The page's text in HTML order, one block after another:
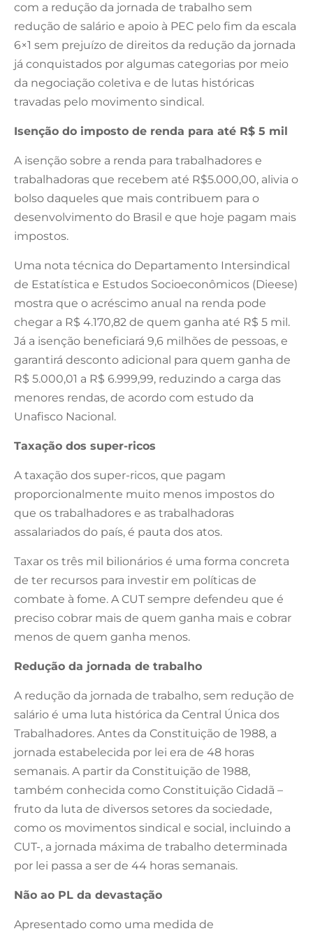
com a redução da jornada de trabalho sem
redução de salário e apoio à PEC pelo fim da escala
6×1 sem prejuízo de direitos da redução da jornada
já conquistados por algumas categorias por meio
da negociação coletiva e de lutas históricas
travadas pelo movimento sindical.
Isenção do imposto de renda para até R$ 5 mil
A isenção sobre a renda para trabalhadores e
trabalhadoras que recebem até R$5.000,00, alivia o
bolso daqueles que mais contribuem para o
desenvolvimento do Brasil e que hoje pagam mais
impostos.
Uma nota técnica do Departamento Intersindical
de Estatística e Estudos Socioeconômicos (Dieese)
mostra que o acréscimo anual na renda pode
chegar a R$ 4.170,82 de quem ganha até R$ 5 mil.
Já a isenção beneficiará 9,6 milhões de pessoas, e
garantirá desconto adicional para quem ganha de
R$ 5.000,01 a R$ 6.999,99, reduzindo a carga das
menores rendas, de acordo com estudo da
Unafisco Nacional.
Taxação dos super-ricos
A taxação dos super-ricos, que pagam
proporcionalmente muito menos impostos do
que os trabalhadores e as trabalhadoras
assalariados do país, é pauta dos atos.
Taxar os três mil bilionários é uma forma concreta
de ter recursos para investir em políticas de
combate à fome. A CUT sempre defendeu que é
preciso cobrar mais de quem ganha mais e cobrar
menos de quem ganha menos.
Redução da jornada de trabalho
A redução da jornada de trabalho, sem redução de
salário é uma luta histórica da Central Única dos
Trabalhadores. Antes da Constituição de 1988, a
jornada estabelecida por lei era de 48 horas
semanais. A partir da Constituição de 1988,
também conhecida como Constituição Cidadã –
fruto da luta de diversos setores da sociedade,
como os movimentos sindical e social, incluindo a
CUT-, a jornada máxima de trabalho determinada
por lei passa a ser de 44 horas semanais.
Não ao PL da devastação
Apresentado como uma medida de